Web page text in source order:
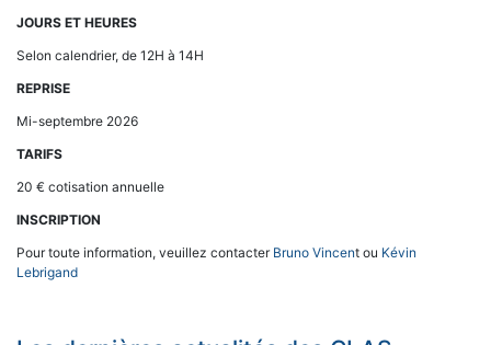
JOURS ET HEURES
Selon calendrier, de 12H à 14H
REPRISE
Mi-septembre 2026
TARIFS
20 € cotisation annuelle
INSCRIPTION
Pour toute information, veuillez contacter Bruno Vincent ou Kévin
Lebrigand